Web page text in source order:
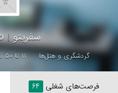
سفریتو|
Safarito
گردشگری و هتل‌ها ۱۱ تا ۵۰ نفر
فرصت‌های شغلی ۶۴